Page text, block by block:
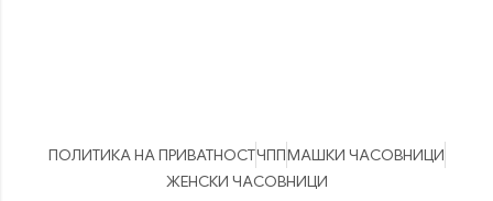
ПОЛИТИКА НА ПРИВАТНОСТЧППМАШКИ ЧАСОВНИЦИ
ЖЕНСКИ ЧАСОВНИЦИ